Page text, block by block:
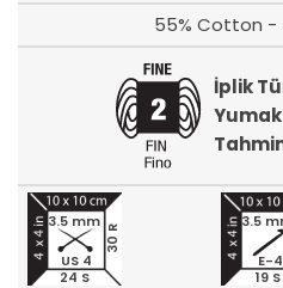
55% Cotton -
İplik
Yumak
24 S
30 R
3.5 mm
US 4
19 S
3.5
E-4